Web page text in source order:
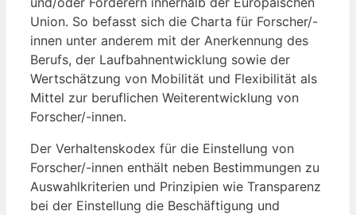
Union. So befasst sich die Charta für Forscher/-
innen unter anderem mit der Anerkennung des
Berufs, der Laufbahnentwicklung sowie der
Wertschätzung von Mobilität und Flexibilität als
Mittel zur beruflichen Weiterentwicklung von
Forscher/-innen.
Der Verhaltenskodex für die Einstellung von
Forscher/-innen enthält neben Bestimmungen zu
Auswahlkriterien und Prinzipien wie Transparenz
bei der Einstellung die Beschäftigung und